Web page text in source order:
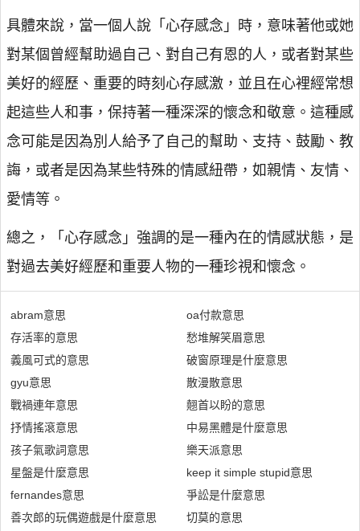
具體來說，當一個人說「心存感念」時，意味著他或她
對某個曾經幫助過自己、對自己有恩的人，或者對某些
美好的經歷、重要的時刻心存感激，並且在心裡經常想
起這些人和事，保持著一種深深的懷念和敬意。這種感
念可能是因為別人給予了自己的幫助、支持、鼓勵、教
誨，或者是因為某些特殊的情感紐帶，如親情、友情、
愛情等。
總之，「心存感念」強調的是一種內在的情感狀態，是
對過去美好經歷和重要人物的一種珍視和懷念。
abram意思
存活率的意思
義風可式的意思
gyu意思
戰禍連年意思
抒情搖滾意思
孩子氣歌詞意思
星盤是什麼意思
fernandes意思
善次郎的玩偶遊戲是什麼意思
oa付款意思
愁堆解笑眉意思
破窗原理是什麼意思
散漫散意思
翹首以盼的意思
中易黑體是什麼意思
樂天派意思
keep it simple stupid意思
爭訟是什麼意思
切莫的意思